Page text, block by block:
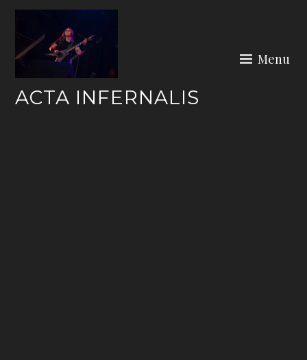
Skip
content
ACTA INFERNALIS
Menu